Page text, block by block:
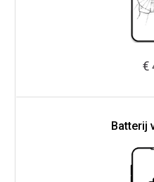
€
Batterij